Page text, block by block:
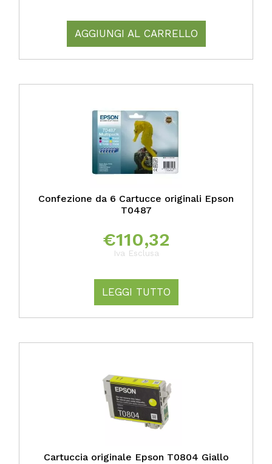
AGGIUNGI AL CARRELLO
Confezione da 6 Cartucce originali Epson
T0487
€110,32
Iva Esclusa
LEGGI TUTTO
Cartuccia originale Epson T0804 Giallo